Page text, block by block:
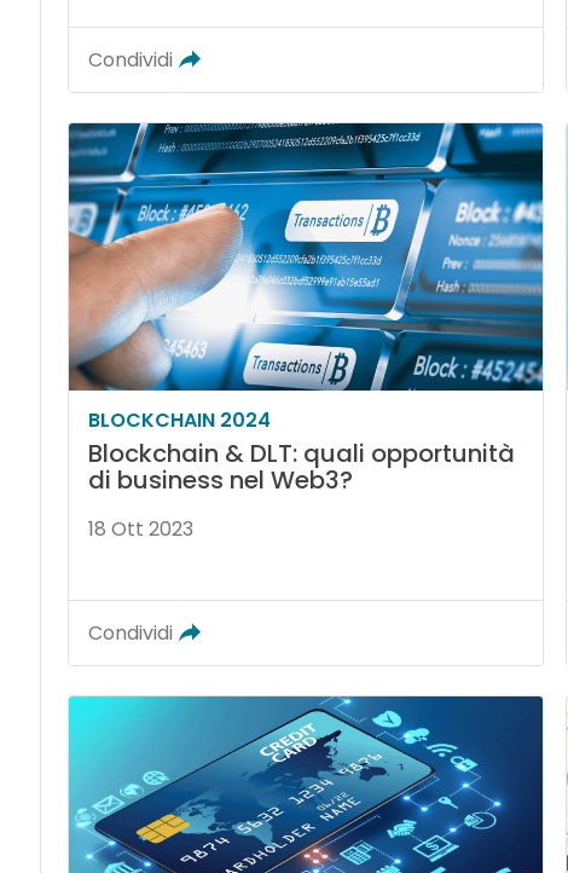
Condividi
BLOCKCHAIN 2024
Blockchain & DLT: quali opportunità
di business nel Web3?
18 Ott 2023
Condividi